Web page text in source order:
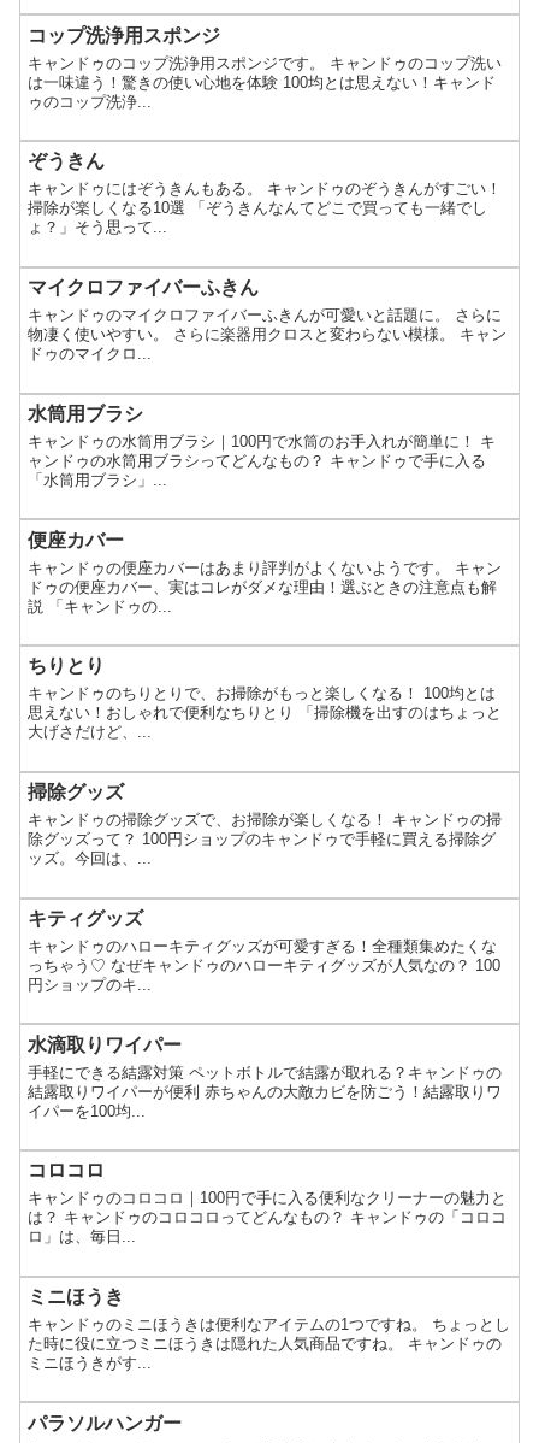
コップ洗浄用スポンジ
キャンドゥのコップ洗浄用スポンジです。 キャンドゥのコップ洗い
は一味違う！驚きの使い心地を体験 100均とは思えない！キャンド
ゥのコップ洗浄...
ぞうきん
キャンドゥにはぞうきんもある。 キャンドゥのぞうきんがすごい！
掃除が楽しくなる10選 「ぞうきんなんてどこで買っても一緒でし
ょ？」そう思って...
マイクロファイバーふきん
キャンドゥのマイクロファイバーふきんが可愛いと話題に。 さらに
物凄く使いやすい。 さらに楽器用クロスと変わらない模様。 キャン
ドゥのマイクロ...
水筒用ブラシ
キャンドゥの水筒用ブラシ｜100円で水筒のお手入れが簡単に！ キ
ャンドゥの水筒用ブラシってどんなもの？ キャンドゥで手に入る
「水筒用ブラシ」...
便座カバー
キャンドゥの便座カバーはあまり評判がよくないようです。 キャン
ドゥの便座カバー、実はコレがダメな理由！選ぶときの注意点も解
説 「キャンドゥの...
ちりとり
キャンドゥのちりとりで、お掃除がもっと楽しくなる！ 100均とは
思えない！おしゃれで便利なちりとり 「掃除機を出すのはちょっと
大げさだけど、...
掃除グッズ
キャンドゥの掃除グッズで、お掃除が楽しくなる！ キャンドゥの掃
除グッズって？ 100円ショップのキャンドゥで手軽に買える掃除グ
ッズ。今回は、...
キティグッズ
キャンドゥのハローキティグッズが可愛すぎる！全種類集めたくな
っちゃう♡ なぜキャンドゥのハローキティグッズが人気なの？ 100
円ショップのキ...
水滴取りワイパー
手軽にできる結露対策 ペットボトルで結露が取れる？キャンドゥの
結露取りワイパーが便利 赤ちゃんの大敵カビを防ごう！結露取りワ
イパーを100均...
コロコロ
キャンドゥのコロコロ｜100円で手に入る便利なクリーナーの魅力と
は？ キャンドゥのコロコロってどんなもの？ キャンドゥの「コロコ
ロ」は、毎日...
ミニほうき
キャンドゥのミニほうきは便利なアイテムの1つですね。 ちょっとし
た時に役に立つミニほうきは隠れた人気商品ですね。 キャンドゥの
ミニほうきがす...
パラソルハンガー